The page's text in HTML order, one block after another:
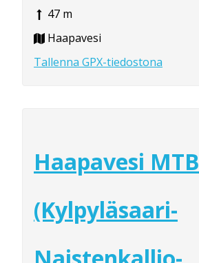
47 m
Haapavesi
Tallenna GPX-tiedostona
Haapavesi MTB
(Kylpyläsaari-